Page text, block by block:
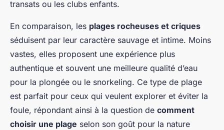
transats ou les clubs enfants.
En comparaison, les plages rocheuses et criques
séduisent par leur caractère sauvage et intime. Moins
vastes, elles proposent une expérience plus
authentique et souvent une meilleure qualité d’eau
pour la plongée ou le snorkeling. Ce type de plage
est parfait pour ceux qui veulent explorer et éviter la
foule, répondant ainsi à la question de comment
choisir une plage selon son goût pour la nature